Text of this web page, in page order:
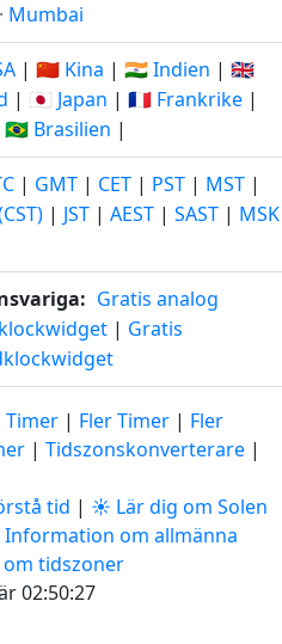
· Mumbai
| 🇨🇳 Kina | 🇮🇳 Indien | 🇬🇧
| 🇯🇵 Japan | 🇫🇷 Frankrike |
🇧🇷 Brasilien |
| GMT | CET | PST | MST |
| JST | AEST | SAST | MSK
Gratis analog
| Gratis
Timer | Fler Timer | Fler
| Tidszonskonverterare |
tid | ☀️ Lär dig om Solen
om allmänna
tidszoner
02:50:28